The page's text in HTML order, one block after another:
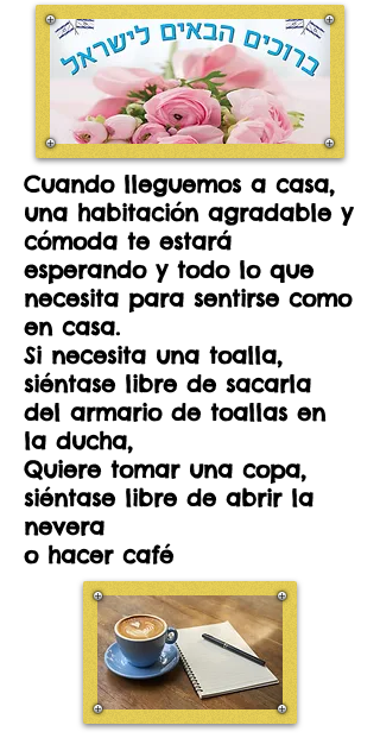
Cuando lleguemos a casa,
una habitación agradable y
cómoda te estará
esperando y todo lo que
necesita para sentirse como
en casa.
Si necesita una toalla,
siéntase libre de sacarla
del armario de toallas en
la ducha,
Quiere tomar una copa,
siéntase libre de abrir la
nevera
o hacer café